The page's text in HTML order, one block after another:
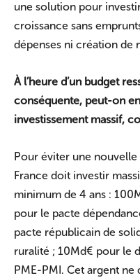
une solution pour
croissance sans
dépenses ni création de
À l’heure d’un budget
conséquente, peut-on
investissement massif,
Pour éviter une
France doit investir
minimum de 4 ans :
pour le pacte
pacte républicain de
ruralité ; 10Md€ pour le
PME-PMI. Cet argent